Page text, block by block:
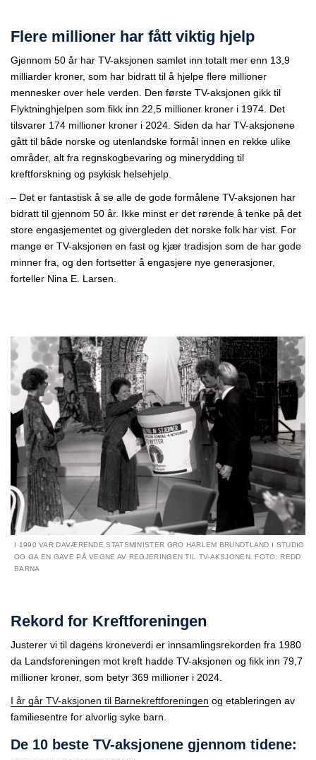
Flere millioner har fått viktig hjelp
Gjennom 50 år har TV-aksjonen samlet inn totalt mer enn 13,9
milliarder kroner, som har bidratt til å hjelpe flere millioner
mennesker over hele verden. Den første TV-aksjonen gikk til
Flyktninghjelpen som fikk inn 22,5 millioner kroner i 1974. Det
tilsvarer 174 millioner kroner i 2024. Siden da har TV-aksjonene
gått til både norske og utenlandske formål innen en rekke ulike
områder, alt fra regnskogbevaring og minerydding til
kreftforskning og psykisk helsehjelp.
– Det er fantastisk å se alle de gode formålene TV-aksjonen har
bidratt til gjennom 50 år. Ikke minst er det rørende å tenke på det
store engasjementet og givergleden det norske folk har vist. For
mange er TV-aksjonen en fast og kjær tradisjon som de har gode
minner fra, og den fortsetter å engasjere nye generasjoner,
forteller Nina E. Larsen.
I 1990 VAR DAVÆRENDE STATSMINISTER GRO HARLEM BRUNDTLAND I STUDIO
OG GA EN GAVE PÅ VEGNE AV REGJERINGEN TIL TV-AKSJONEN. FOTO: REDD
BARNA
Rekord for Kreftforeningen
Justerer vi til dagens kroneverdi er innsamlingsrekorden fra 1980
da Landsforeningen mot kreft hadde TV-aksjonen og fikk inn 79,7
millioner kroner, som betyr 369 millioner i 2024.
I år går TV-aksjonen til Barnekreftforeningen og etableringen av
familiesentre for alvorlig syke barn.
De 10 beste TV-aksjonene gjennom tidene: